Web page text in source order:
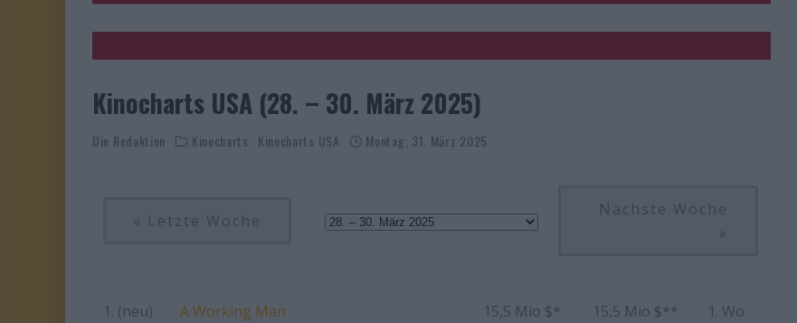
Kinocharts USA (28. – 30. März 2025)
Die Redaktion Kinocharts Kinocharts USA Montag, 31. März 2025
« Letzte Woche
Nächste Woche
»
1. (neu) A Working Man 15,5 Mio $* 15,5 Mio $** 1. Wo